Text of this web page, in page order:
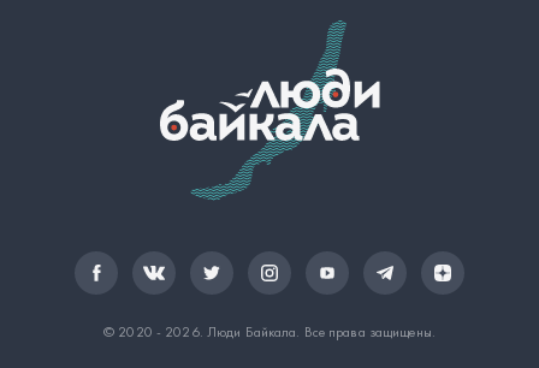
© 2020 - 2026. Люди Байкала . Все права защищены.